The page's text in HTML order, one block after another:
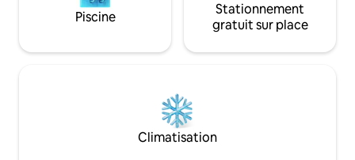
Piscine
Stationnement
gratuit sur place
Climatisation